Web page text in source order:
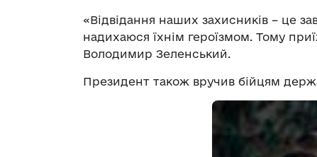
«Відвідання наших захисників – це
надихаюся їхнім героїзмом. Тому
Володимир Зеленський.
Президент також вручив бійцям